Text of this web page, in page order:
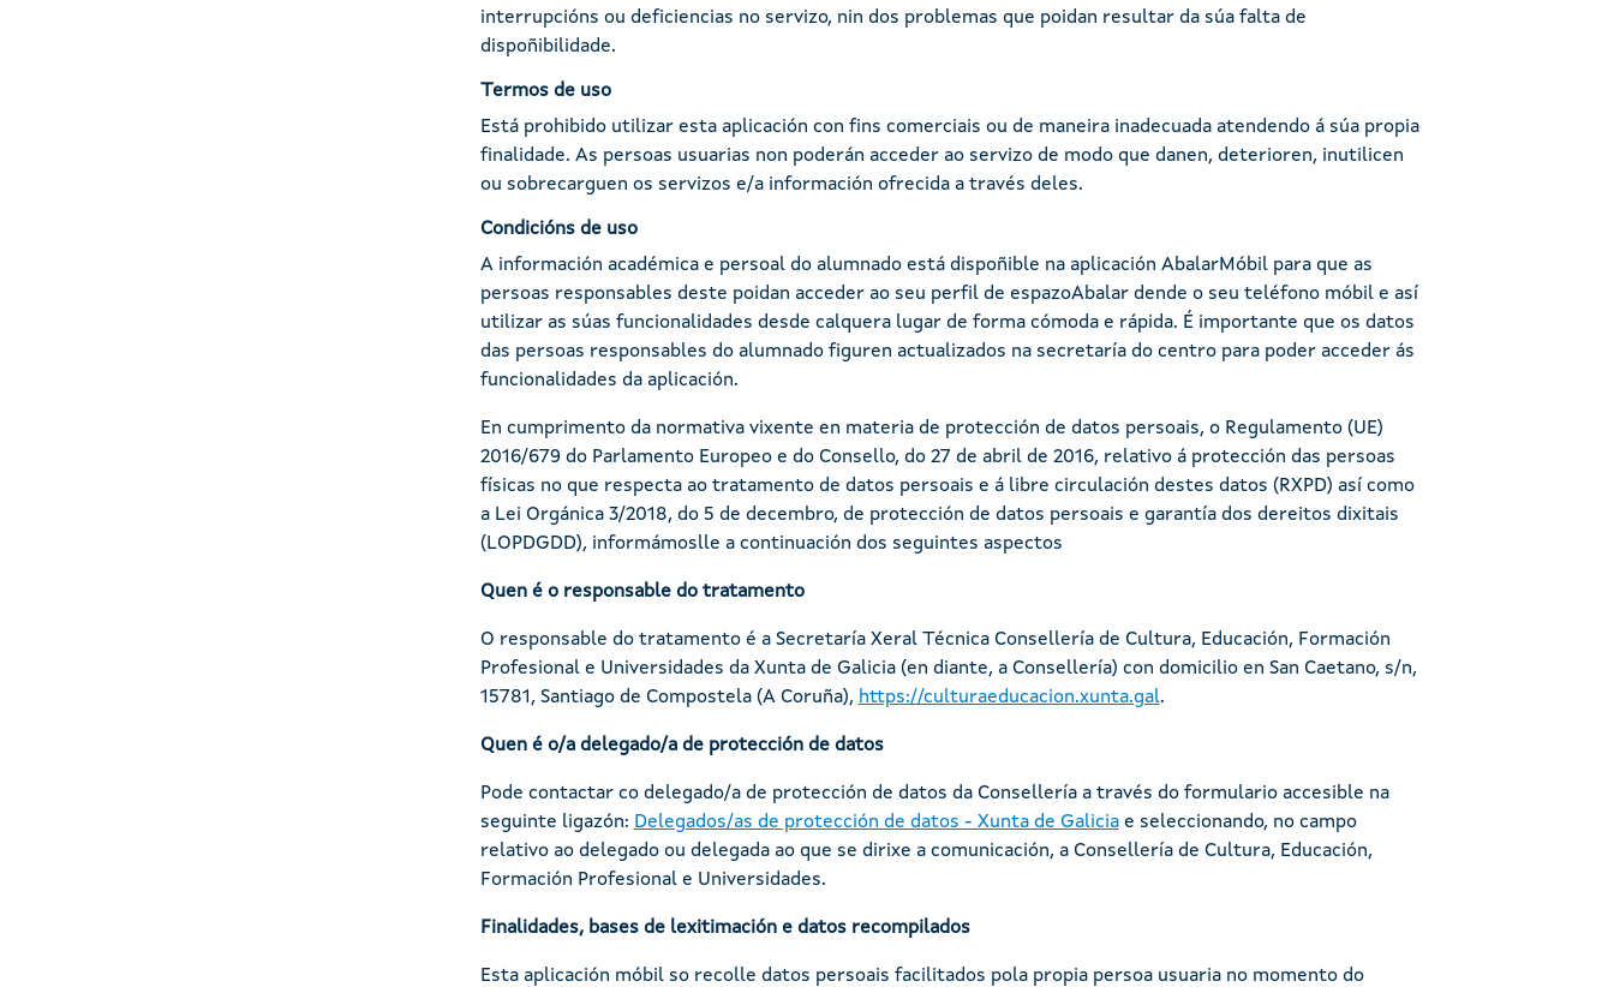
interrupcións ou deficiencias no servizo, nin dos problemas que poidan resultar da súa falta de
dispoñibilidade.
Termos de uso
Está prohibido utilizar esta aplicación con fins comerciais ou de maneira inadecuada atendendo á súa propia
finalidade. As persoas usuarias non poderán acceder ao servizo de modo que danen, deterioren, inutilicen
ou sobrecarguen os servizos e/a información ofrecida a través deles.
Condicións de uso
A información académica e persoal do alumnado está dispoñible na aplicación AbalarMóbil para que as
persoas responsables deste poidan acceder ao seu perfil de espazoAbalar dende o seu teléfono móbil e así
utilizar as súas funcionalidades desde calquera lugar de forma cómoda e rápida. É importante que os datos
das persoas responsables do alumnado figuren actualizados na secretaría do centro para poder acceder ás
funcionalidades da aplicación.
En cumprimento da normativa vixente en materia de protección de datos persoais, o Regulamento (UE)
2016/679 do Parlamento Europeo e do Consello, do 27 de abril de 2016, relativo á protección das persoas
físicas no que respecta ao tratamento de datos persoais e á libre circulación destes datos (RXPD) así como
a Lei Orgánica 3/2018, do 5 de decembro, de protección de datos persoais e garantía dos dereitos dixitais
(LOPDGDD), informámoslle a continuación dos seguintes aspectos
Quen é o responsable do tratamento
O responsable do tratamento é a Secretaría Xeral Técnica Consellería de Cultura, Educación, Formación
Profesional e Universidades da Xunta de Galicia (en diante, a Consellería) con domicilio en San Caetano, s/n,
15781, Santiago de Compostela (A Coruña), https://culturaeducacion.xunta.gal.
Quen é o/a delegado/a de protección de datos
Pode contactar co delegado/a de protección de datos da Consellería a través do formulario accesible na
seguinte ligazón: Delegados/as de protección de datos - Xunta de Galiciae seleccionando, no campo
relativo ao delegado ou delegada ao que se dirixe a comunicación, a Consellería de Cultura, Educación,
Formación Profesional e Universidades.
Finalidades, bases de lexitimación e datos recompilados
Esta aplicación móbil so recolle datos persoais facilitados pola propia persoa usuaria no momento do